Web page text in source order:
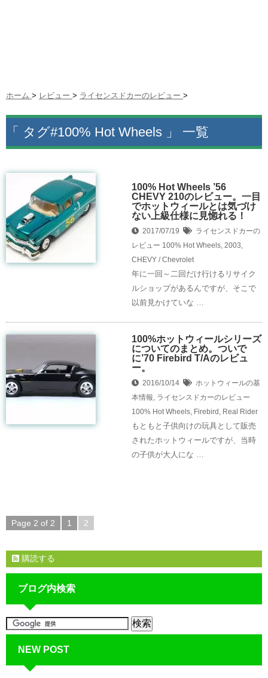
ホーム > レビュー > ライセンスドカーのレビュー >
「 タグ#100% Hot Wheels 」 一覧
100% Hot Wheels ’56
CHEVY 210のレビュー。一目
でホットウィールとは気づけ
ない上級仕様に見惚れる！
2017/07/19
ライセンスドカーの
レビュー 100% Hot Wheels, 2003,
CHEVY / Chevrolet
年に一回～二回だけ行けるリサイク
ルショップがあるんですが、そこで
以前見かけていな …
100%ホットウィールシリーズ
についてのまとめ。ついで
に’70 Firebird T/Aのレビュ
ー。
2016/10/14
ホットウィールの基
本情報, ライセンスドカーのレビュー
100% Hot Wheels, Firebird , Real Rider
もともと子供向けの玩具として販売
されたホットウィールですが、当時
の子供が大人にな …
Page 2 of 2 1 2
購読する
ブログ内検索
NEW POST